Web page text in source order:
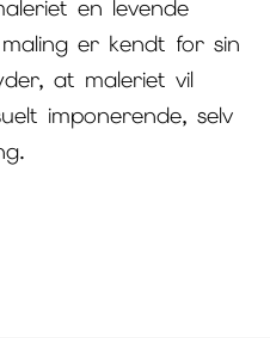
en levende
er kendt for sin
at maleriet vil
imponerende, selv